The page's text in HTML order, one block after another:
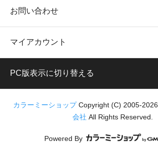
お問い合わせ
マイアカウント
PC版表示に切り替える
カラーミーショップ Copyright (C) 2005-2026
会社 All Rights Reserved.
Powered By